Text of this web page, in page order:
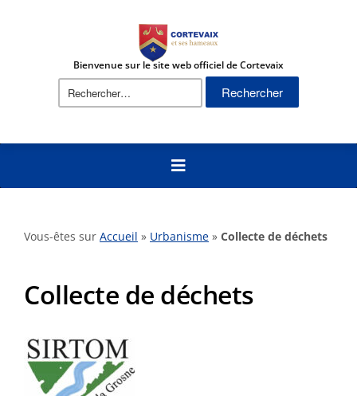
Bienvenue sur le site web officiel de Cortevaix
Rechercher :
Vous-êtes sur Accueil » Urbanisme » Collecte de déchets
Collecte de déchets